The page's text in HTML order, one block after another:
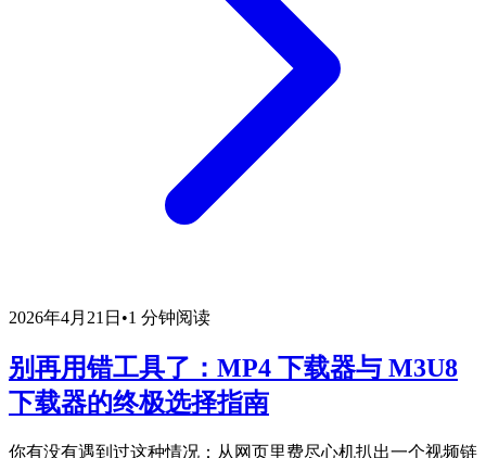
2026年4月21日 •1 分钟阅读
别再用错工具了：MP4 下载器与 M3U8
下载器的终极选择指南
你有没有遇到过这种情况：从网页里费尽心机扒出一个视频链